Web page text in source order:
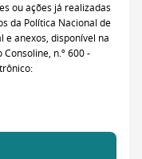
ou ações já realizadas
da Política Nacional de
e anexos, disponível na
n.º 600 -